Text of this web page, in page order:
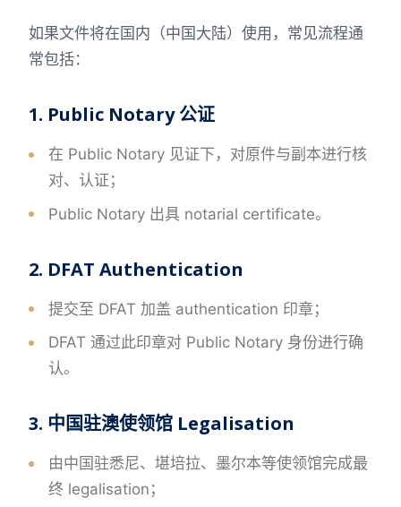
如果文件将在国内（中国大陆）使用，常见流程通
常包括：
1. Public Notary 公证
在 Public Notary 见证下，对原件与副本进行核
对、认证；
Public Notary 出具 notarial certificate。
2. DFAT Authentication
提交至 DFAT 加盖 authentication 印章；
DFAT 通过此印章对 Public Notary 身份进行确
认。
3. 中国驻澳使领馆 Legalisation
由中国驻悉尼、堪培拉、墨尔本等使领馆完成最
终 legalisation；